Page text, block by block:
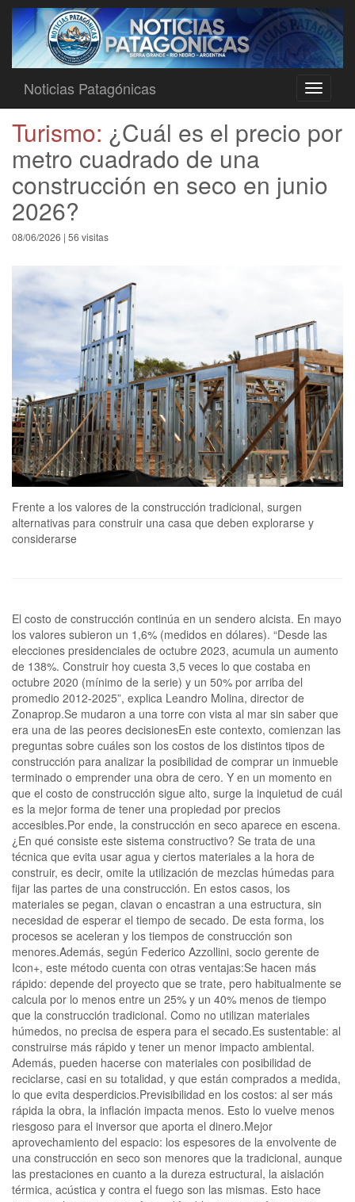
Toggle
Noticias Patagónicas
Turismo: ¿Cuál es el precio por
metro cuadrado de una
construcción en seco en junio
2026?
08/06/2026 | 56 visitas
Frente a los valores de la construcción tradicional, surgen
alternativas para construir una casa que deben explorarse y
considerarse
El costo de construcción continúa en un sendero alcista. En mayo
los valores subieron un 1,6% (medidos en dólares). “Desde las
elecciones presidenciales de octubre 2023, acumula un aumento
de 138%. Construir hoy cuesta 3,5 veces lo que costaba en
octubre 2020 (mínimo de la serie) y un 50% por arriba del
promedio 2012-2025”, explica Leandro Molina, director de
Zonaprop.Se mudaron a una torre con vista al mar sin saber que
era una de las peores decisionesEn este contexto, comienzan las
preguntas sobre cuáles son los costos de los distintos tipos de
construcción para analizar la posibilidad de comprar un inmueble
terminado o emprender una obra de cero. Y en un momento en
que el costo de construcción sigue alto, surge la inquietud de cuál
es la mejor forma de tener una propiedad por precios
accesibles.Por ende, la construcción en seco aparece en escena.
¿En qué consiste este sistema constructivo? Se trata de una
técnica que evita usar agua y ciertos materiales a la hora de
construir, es decir, omite la utilización de mezclas húmedas para
fijar las partes de una construcción. En estos casos, los
materiales se pegan, clavan o encastran a una estructura, sin
necesidad de esperar el tiempo de secado. De esta forma, los
procesos se aceleran y los tiempos de construcción son
menores.Además, según Federico Azzollini, socio gerente de
Icon+, este método cuenta con otras ventajas:Se hacen más
rápido: depende del proyecto que se trate, pero habitualmente se
calcula por lo menos entre un 25% y un 40% menos de tiempo
que la construcción tradicional. Como no utilizan materiales
húmedos, no precisa de espera para el secado.Es sustentable: al
construirse más rápido y tener un menor impacto ambiental.
Además, pueden hacerse con materiales con posibilidad de
reciclarse, casi en su totalidad, y que están comprados a medida,
lo que evita desperdicios.Previsibilidad en los costos: al ser más
rápida la obra, la inflación impacta menos. Esto lo vuelve menos
riesgoso para el inversor que aporta el dinero.Mejor
aprovechamiento del espacio: los espesores de la envolvente de
una construcción en seco son menores que la tradicional, aunque
las prestaciones en cuanto a la dureza estructural, la aislación
térmica, acústica y contra el fuego son las mismas. Esto hace